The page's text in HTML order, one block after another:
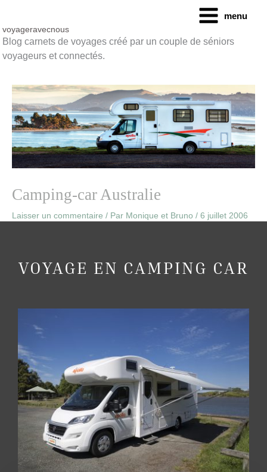
contenu
menu
voyageravecnous
Blog carnets de voyages créé par un couple de séniors
voyageurs et connectés.
Camping-car Australie
Laisser un commentaire / Par Monique et Bruno / 6 juillet 2006
VOYAGE EN CAMPING CAR